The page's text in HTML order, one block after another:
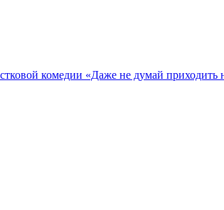
комедии «Даже не думай приходить